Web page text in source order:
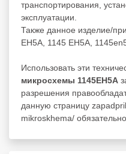
транспортирования,
эксплуатации.
Также данное изделие/
ЕН5А, 1145 ЕН5А,
Использовать эти
микросхемы 1145ЕН5А
разрешения
данную страницу
mikroskhema/